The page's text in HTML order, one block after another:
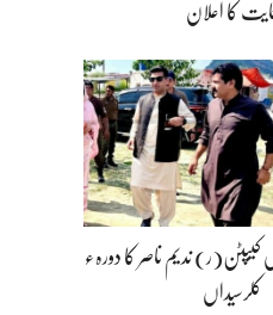
کا اعلان
کیپٹن(ر) ندیم ناصر کا دورہء
کلرسیداں